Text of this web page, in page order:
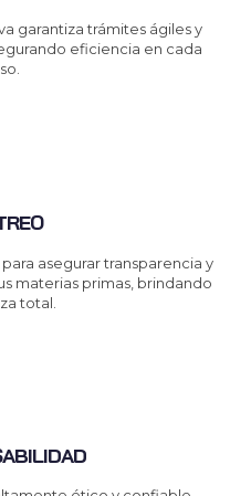
garantiza trámites ágiles y
eficiencia en cada
asegurar transparencia y
materias primas, brindando
total.